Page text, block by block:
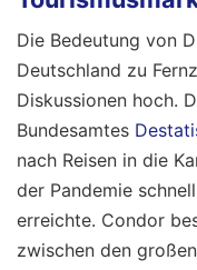
Die Bedeutung von
Deutschland zu
Diskussionen hoch.
Bundesamtes
nach Reisen in die
der Pandemie
erreichte. Condor
zwischen den